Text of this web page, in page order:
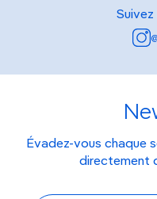
Évadez-vous chaque
directement